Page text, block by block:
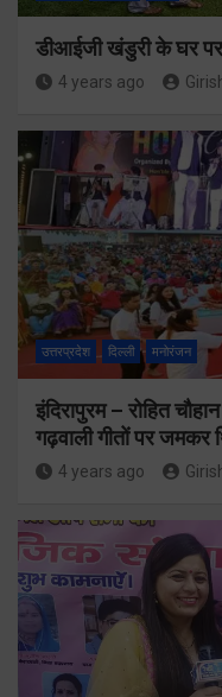
डीआईजी खंडुरी के घर
4 years ago
उत्तरप्रदेश दिल्ली मनोरंजन
इंदिरापुरम – रोहित
गढ़वाली गीतों पर जमकर
4 years ago